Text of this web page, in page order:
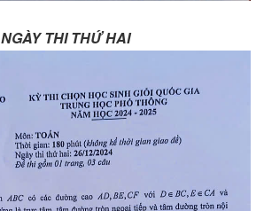
NGÀY THI THỨ HAI